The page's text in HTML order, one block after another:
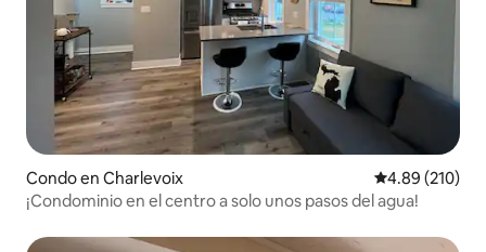
Condo en Charlevoix Calificación
4.89 (210)
¡Condominio en el centro a solo unos pasos del agua!